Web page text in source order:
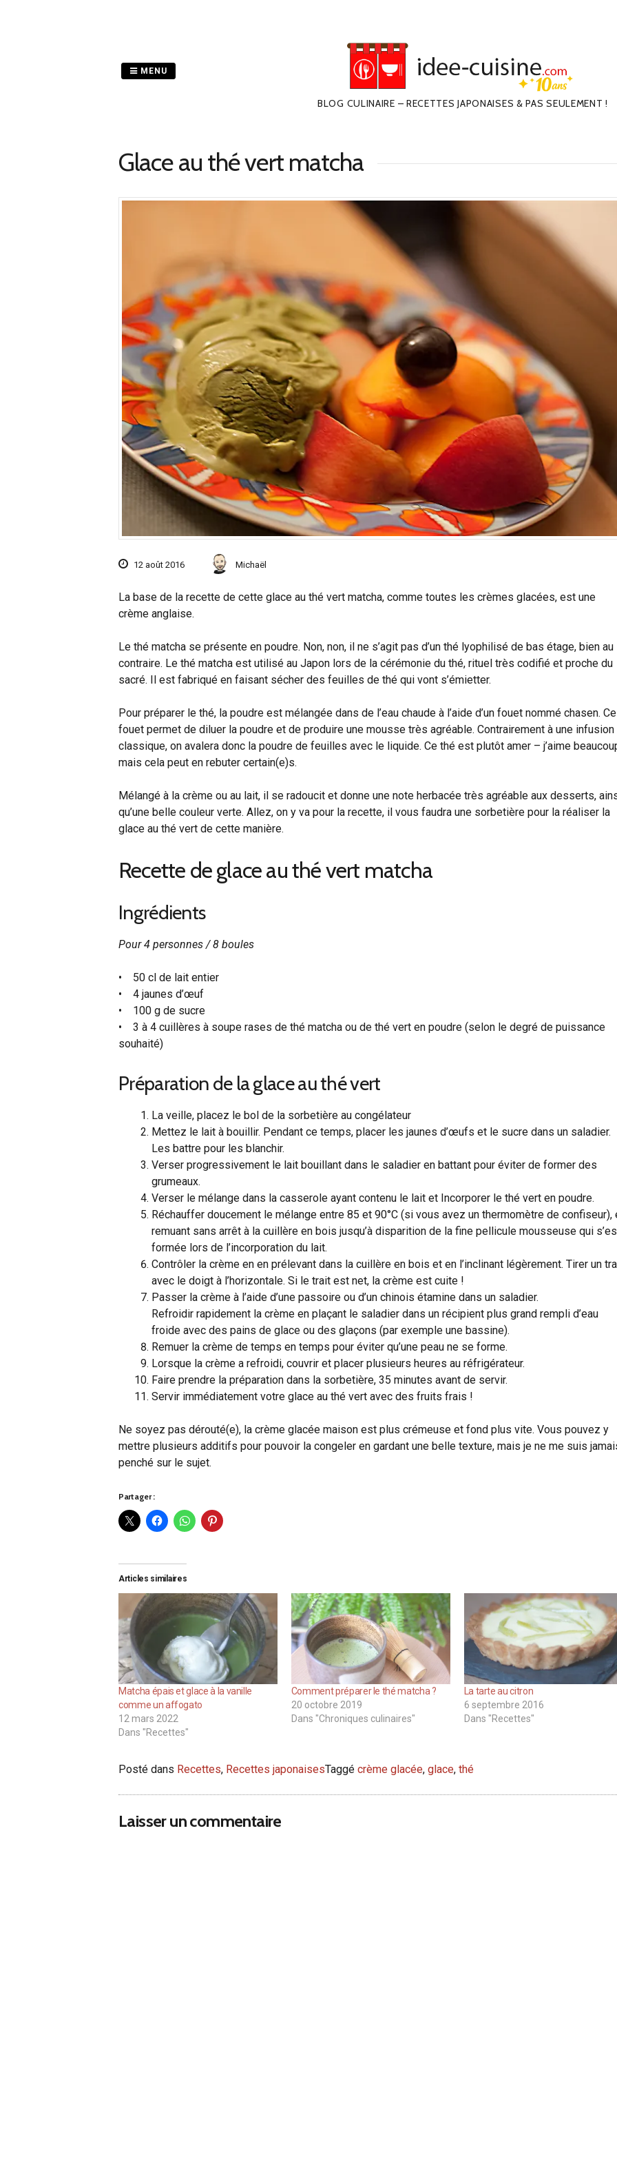
BLOG CULINAIRE – RECETTES JAPONAISES & PAS SEULEMENT !
MENU
Glace au thé vert matcha
12 août 2016 Michaël
La base de la recette de cette glace au thé vert matcha, comme toutes les crèmes glacées, est une
crème anglaise.
Le thé matcha se présente en poudre. Non, non, il ne s’agit pas d’un thé lyophilisé de bas étage, bien au
contraire. Le thé matcha est utilisé au Japon lors de la cérémonie du thé, rituel très codifié et proche du
sacré. Il est fabriqué en faisant sécher des feuilles de thé qui vont s’émietter.
Pour préparer le thé, la poudre est mélangée dans de l’eau chaude à l’aide d’un fouet nommé chasen. Ce
fouet permet de diluer la poudre et de produire une mousse très agréable. Contrairement à une infusion
classique, on avalera donc la poudre de feuilles avec le liquide. Ce thé est plutôt amer – j’aime
mais cela peut en rebuter certain(e)s.
Mélangé à la crème ou au lait, il se radoucit et donne une note herbacée très agréable aux desserts,
qu’une belle couleur verte. Allez, on y va pour la recette, il vous faudra une sorbetière pour la réaliser la
glace au thé vert de cette manière.
Recette de glace au thé vert matcha
Ingrédients
Pour 4 personnes / 8 boules
• 50 cl de lait entier
• 4 jaunes d’œuf
• 100 g de sucre
• 3 à 4 cuillères à soupe rases de thé matcha ou de thé vert en poudre (selon le degré de puissance
souhaité)
Préparation de la glace au thé vert
La veille, placez le bol de la sorbetière au congélateur
Mettez le lait à bouillir. Pendant ce temps, placer les jaunes d’œufs et le sucre dans un saladier.
Les battre pour les blanchir.
Verser progressivement le lait bouillant dans le saladier en battant pour éviter de former des
grumeaux.
Verser le mélange dans la casserole ayant contenu le lait et Incorporer le thé vert en poudre.
Réchauffer doucement le mélange entre 85 et 90°C (si vous avez un thermomètre de confiseur),
remuant sans arrêt à la cuillère en bois jusqu’à disparition de la fine pellicule mousseuse qui
formée lors de l’incorporation du lait.
Contrôler la crème en en prélevant dans la cuillère en bois et en l’inclinant légèrement. Tirer un
avec le doigt à l’horizontale. Si le trait est net, la crème est cuite !
Passer la crème à l’aide d’une passoire ou d’un chinois étamine dans un saladier.
Refroidir rapidement la crème en plaçant le saladier dans un récipient plus grand rempli d’eau
froide avec des pains de glace ou des glaçons (par exemple une bassine).
Remuer la crème de temps en temps pour éviter qu’une peau ne se forme.
Lorsque la crème a refroidi, couvrir et placer plusieurs heures au réfrigérateur.
Faire prendre la préparation dans la sorbetière, 35 minutes avant de servir.
Servir immédiatement votre glace au thé vert avec des fruits frais !
Ne soyez pas dérouté(e), la crème glacée maison est plus crémeuse et fond plus vite. Vous pouvez y
mettre plusieurs additifs pour pouvoir la congeler en gardant une belle texture, mais je ne me suis
penché sur le sujet.
Partager :
Articles similaires
Matcha épais et glace à la vanille
comme un affogato
12 mars 2022
Dans "Recettes"
Comment préparer le thé matcha ?
20 octobre 2019
Dans "Chroniques culinaires"
La tarte au citron
6 septembre 2016
Dans "Recettes"
Posté dans Recettes, Recettes japonaisesTaggé crème glacée, glace, thé
Laisser un commentaire